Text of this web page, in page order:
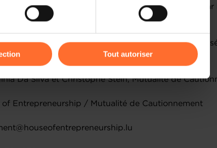
Politique de protection des données
Tout autoriser
les solutions de cautionnement proposées par
une session de questions-réponses sera
spécifiques.
Da Silva et Christophe Stein, Mutualité de
of Entrepreneurship / Mutualité de Cautionnement